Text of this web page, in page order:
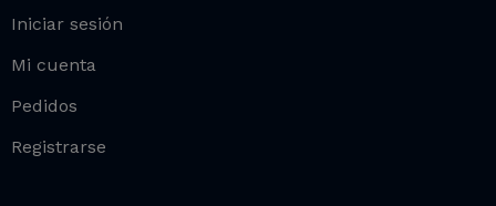
Iniciar sesión
Mi cuenta
Pedidos
Registrarse